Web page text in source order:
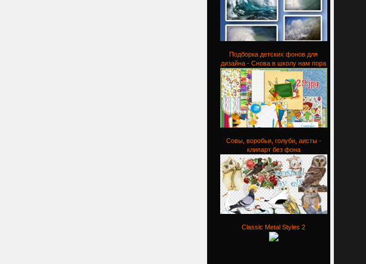
Подборка детских фонов для
дизайна - Снова в школу нам пора
Совы, воробьи, голуби, аисты -
клипарт без фона
Classic Metal Styles 2